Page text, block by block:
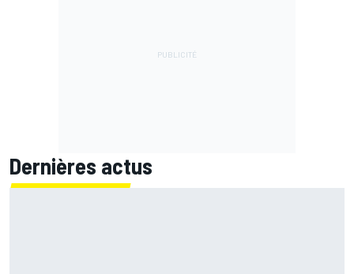
Dernières actus